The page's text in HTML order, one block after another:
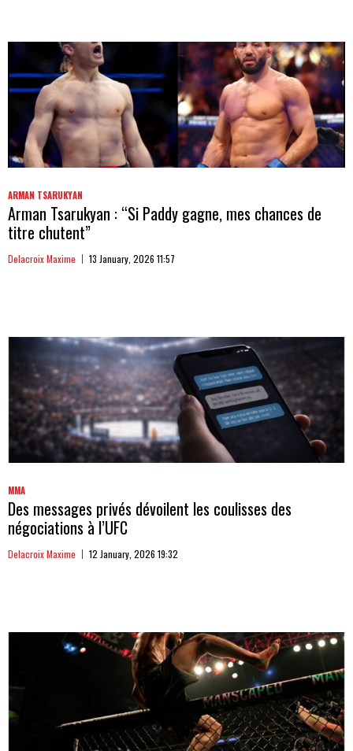
ARMAN TSARUKYAN
Arman Tsarukyan : “Si Paddy gagne, mes chances de
titre chutent”
Delacroix Maxime 13 January, 2026 11:57
MMA
Des messages privés dévoilent les coulisses des
négociations à l’UFC
Delacroix Maxime 12 January, 2026 19:32